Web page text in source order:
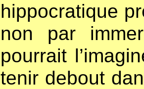
hippocratique
non par
pourrait
tenir debout